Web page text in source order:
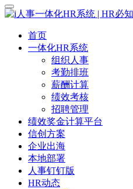
首页
一体化HR系统
组织人事
考勤排班
薪酬计算
绩效考核
招聘管理
绩效奖金计算平台
信创方案
企业出海
本地部署
人事钉钉版
HR动态